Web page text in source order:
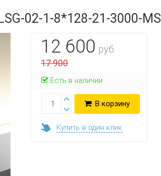
02-1-8*128-21-3000-MS
12 600 руб
17 900
Есть в наличии
В корзину
Купить в один клик